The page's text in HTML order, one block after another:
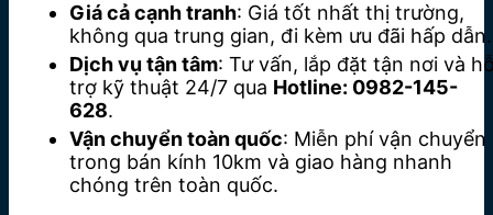
Giá cả cạnh tranh: Giá tốt nhất thị trường,
không qua trung gian, đi kèm ưu đãi hấp dẫn.
Dịch vụ tận tâm: Tư vấn, lắp đặt tận nơi và
trợ kỹ thuật 24/7 qua Hotline: 0982-145-
628.
Vận chuyển toàn quốc: Miễn phí vận chuyển
trong bán kính 10km và giao hàng nhanh
chóng trên toàn quốc.